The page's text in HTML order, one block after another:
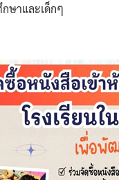
ษาและเด็กๆ